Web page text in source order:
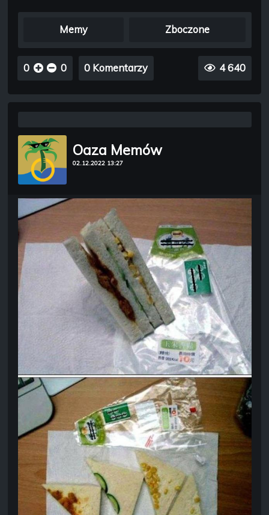
Memy Zboczone
0 0 0 Komentarzy 4 640
Oaza Memów
02.12.2022 13:27